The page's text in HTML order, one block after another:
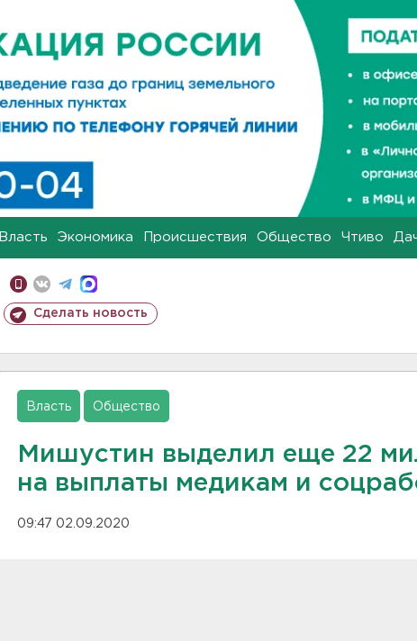
Власть Экономика Происшествия Общество Чтиво
Сделать новость
Власть Общество
Мишустин выделил еще 22
на выплаты медикам и
09:47 02.09.2020